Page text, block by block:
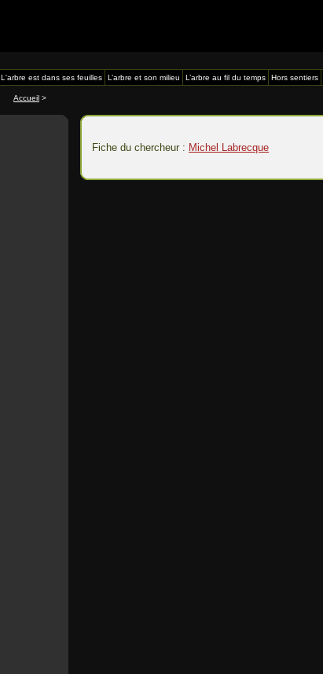
L'arbre est dans ses feuilles L’arbre et son milieu L’arbre au fil du temps Hors sentiers
Accueil >
Fiche du chercheur : Michel Labrecque